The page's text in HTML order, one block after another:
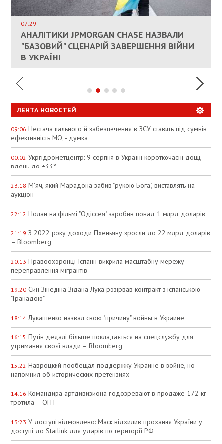
КАНДИДАТ В ПРЕМЬЕРЫ ПОЛЬШИ ПРИЗВАЛ
ЕС ПРЕКРАТИТЬ ВОЕННУЮ ПОМОЩЬ
УКРАИНЕ
07:29
АНАЛІТИКИ JPMORGAN CHASE НАЗВАЛИ
"БАЗОВИЙ" СЦЕНАРІЙ ЗАВЕРШЕННЯ ВІЙНИ
В УКРАЇНІ
ДОЗВОЛИЛИ НЕ ПЛАТИТИ ЗА КОМУНАЛКУ
ИНТЕГРАЦИЯ УКРАИНЫ В НАТО ВРЯД ЛИ
СОСТОИТСЯ В БЛИЖАЙШЕЕ ВРЕМЯ, –
РЮТТЕ
ПАЛИВНИЙ РИНОК РОЗІГРІЛИ ШТУЧНО:
АНАЛІТИКИ ЗВИНУВАТИЛИ АЗС У
СПЕКУЛЯЦІЇ
ЛЕНТА НОВОСТЕЙ
09:06 Нестача пального й забезпечення в ЗСУ ставить під сумнів
ефективність МО, - думка
00:02 Укргідрометцентр: 9 серпня в Україні короткочасні дощі,
вдень до +33°
23:18 М'яч, який Марадона забив "рукою Бога", виставлять на
аукціон
22:12 Нолан на фільмі "Одіссея" заробив понад 1 млрд доларів
21:19 З 2022 року доходи Пхеньяну зросли до 22 млрд доларів
– Bloomberg
20:13 Правоохоронці Іспанії викрила масштабну мережу
переправлення мігрантів
19:20 Син Зінедіна Зідана Лука розірвав контракт з іспанською
"Гранадою"
18:14 Лукашенко назвал свою "причину" войны в Украине
16:15 Путін дедалі більше покладається на спецслужбу для
утримання своєї влади – Bloomberg
15:22 Навроцкий пообещал поддержку Украине в войне, но
напомнил об исторических претензиях
14:16 Командира артдивизиона подозревают в продаже 172 кг
тротила – ОГП
13:23 У доступі відмовлено: Маск відхилив прохання України у
доступі до Starlink для ударів по території РФ